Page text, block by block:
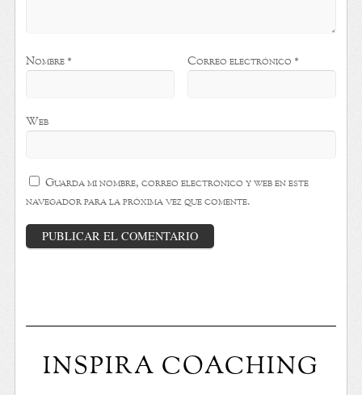
Nombre * Correo electrónico *
Web
Guarda mi nombre, correo electrónico y web en este
navegador para la próxima vez que comente.
INSPIRA COACHING